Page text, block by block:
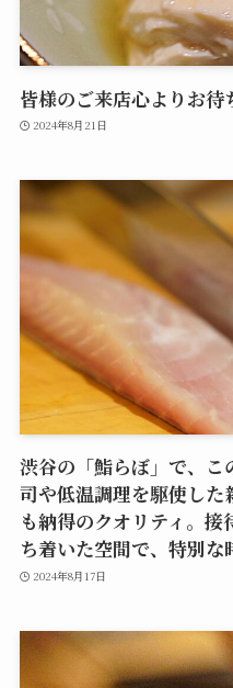
皆様のご来店心よりお待
2024年8月21日
渋谷の「鮨らぼ」で、
司や低温調理を駆使し
も納得のクオリティ。
ち着いた空間で、特別な
2024年8月17日